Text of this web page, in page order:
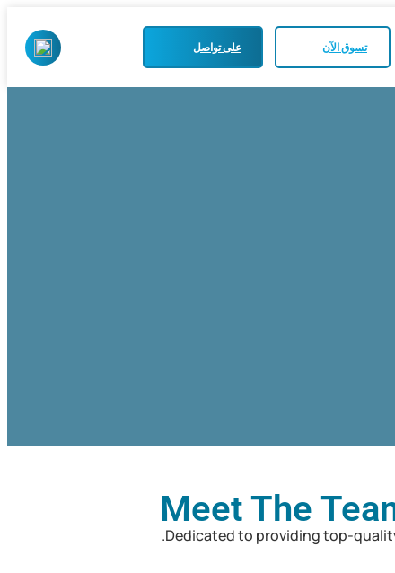
تسوق الآن على تواصل
Meet The
Dedicated to providing top-